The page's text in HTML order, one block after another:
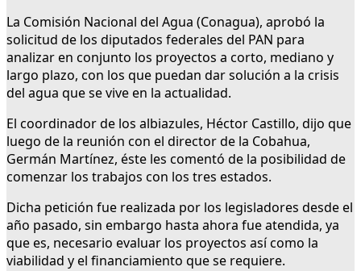
La Comisión Nacional del Agua (Conagua), aprobó la
solicitud de los diputados federales del PAN para
analizar en conjunto los proyectos a corto, mediano y
largo plazo, con los que puedan dar solución a la crisis
del agua que se vive en la actualidad.
El coordinador de los albiazules, Héctor Castillo, dijo que
luego de la reunión con el director de la Cobahua,
Germán Martínez, éste les comentó de la posibilidad de
comenzar los trabajos con los tres estados.
Dicha petición fue realizada por los legisladores desde el
año pasado, sin embargo hasta ahora fue atendida, ya
que es, necesario evaluar los proyectos así como la
viabilidad y el financiamiento que se requiere.